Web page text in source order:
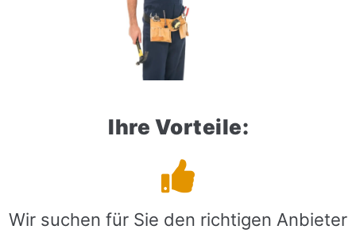
Ihre Vorteile:
Wir suchen für Sie den richtigen Anbieter